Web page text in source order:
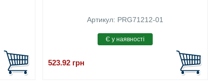
Артикул: PRG71212-01
523.92 грн